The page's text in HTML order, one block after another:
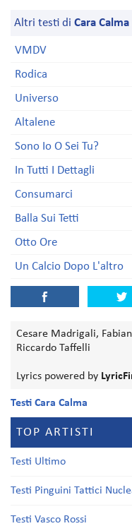
Altri testi di Cara Calma
VMDV
Rodica
Universo
Altalene
Sono Io O Sei Tu?
In Tutti I Dettagli
Consumarci
Balla Sui Tetti
Otto Ore
Un Calcio Dopo L'altro
Cesare Madrigali,
Riccardo Taffelli
Lyrics powered by
Testi Cara Calma
TOP ARTISTI
Testi Ultimo
Testi Pinguini Tattici
Testi Vasco Rossi